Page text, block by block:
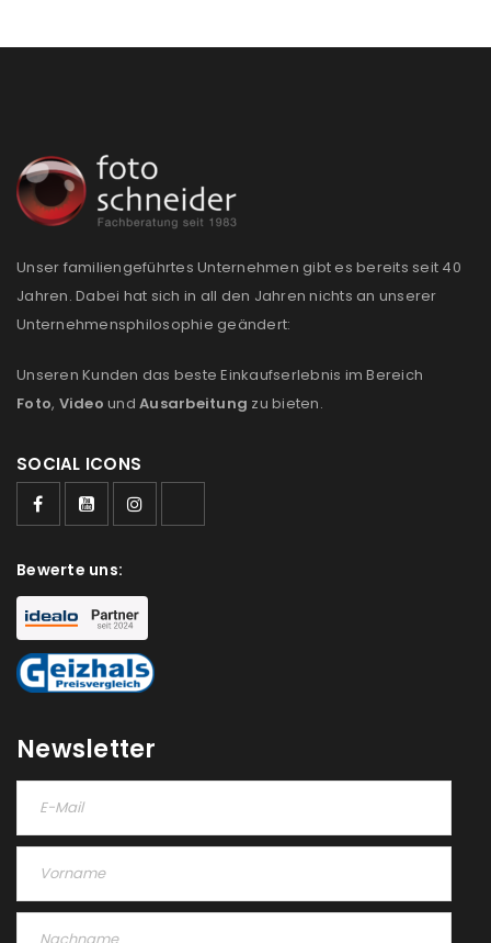
ANMELDEN
REGISTRIEREN
E-Mail-Adresse
Ein Link zum Erstellen eines neuen Passworts wird an
deine E-Mail-Adresse gesendet.
NEWSLETTER ABONNIEREN
Please select all the ways you would like to hear from
us
Ich stimme zu
Ja, ich möchte ein Kundenkonto eröffnen und
akzeptiere dieDatenschutzerklärung. *
REGISTRIEREN
Unser familiengeführtes Unternehmen gibt es bereits seit 40
Jahren. Dabei hat sich in all den Jahren nichts an unserer
Unternehmensphilosophie geändert:
Unseren Kunden das beste Einkaufserlebnis im Bereich
Foto, Video und Ausarbeitung zu bieten.
SOCIAL ICONS
Bewerte uns:
Newsletter